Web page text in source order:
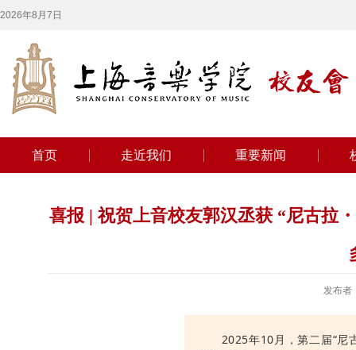
2026年8月7日
首页 走近我们 重要新闻
喜报 | 祝贺上音校友郭汉丞获 “尼古拉
发布者
2025年10月，第二届“尼